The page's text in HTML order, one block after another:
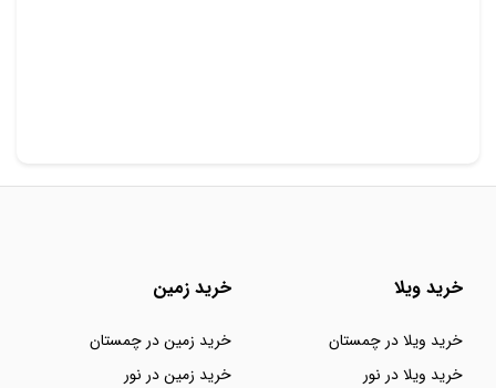
خرید ویلا
خرید ویلا در چمستان
خرید ویلا در نور
خرید زمین
خرید زمین در چمستان
خرید زمین در نور